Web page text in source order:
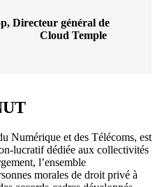
Directeur général de
Cloud Temple
Numérique et des Télécoms, est
lucratif dédiée aux collectivités
l’ensemble
morales de droit privé à